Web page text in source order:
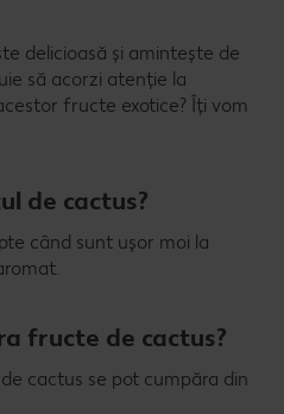
delicioasă și amintește de
să acorzi atenție la
fructe exotice? Îți vom
de cactus?
când sunt ușor moi la
fructe de cactus?
cactus se pot cumpăra din